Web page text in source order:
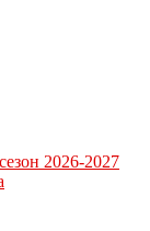
2026-2027